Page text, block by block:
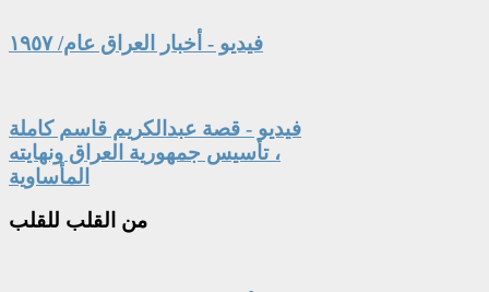
فيديو - أخبار العراق عام/ ١٩٥٧
فيديو - قصة عبدالكريم قاسم كاملة
، تأسيس جمهورية العراق ونهايته
المأساوية
من القلب للقلب